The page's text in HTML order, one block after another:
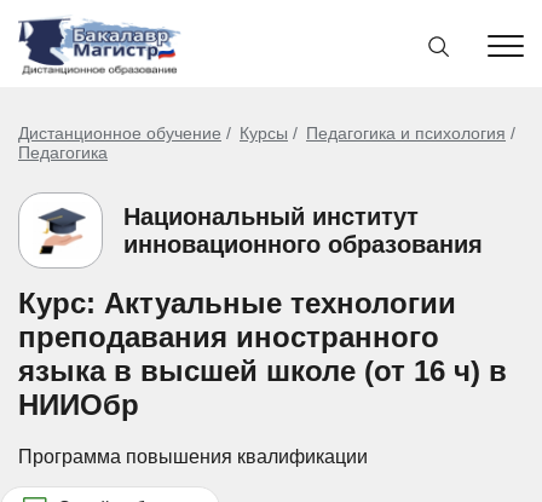
Дистанционное обучение Курсы
Педагогика и психология
Педагогика
Национальный институт
инновационного образования
Курс: Актуальные технологии
преподавания иностранного
языка в высшей школе (от 16 ч) в
НИИОбр
Программа повышения квалификации